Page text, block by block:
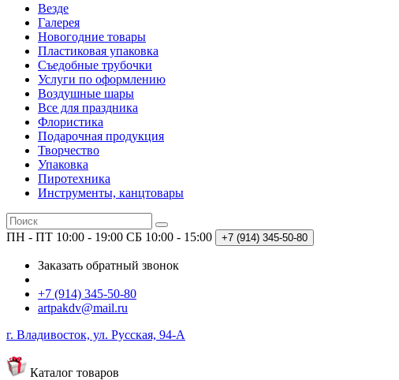
Везде
Галерея
Новогодние товары
Пластиковая упаковка
Съедобные трубочки
Услуги по оформлению
Воздушные шары
Все для праздника
Флористика
Подарочная продукция
Творчество
Упаковка
Пиротехника
Инструменты, канцтовары
ПН - ПТ 10:00 - 19:00 СБ 10:00 - 15:00 +7 (914) 345-50-80
Заказать обратный звонок
+7 (914) 345-50-80
artpakdv@mail.ru
г. Владивосток, ул. Русская, 94-А
Каталог товаров